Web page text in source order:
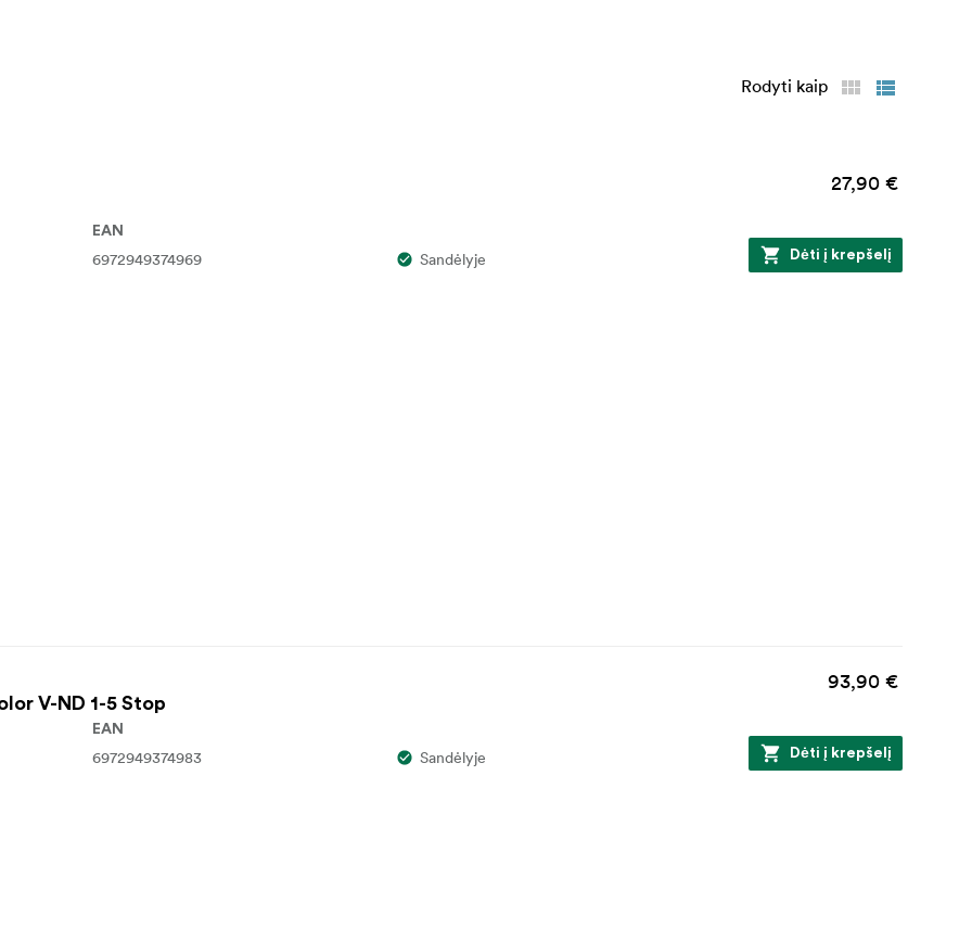
skiriamąją gebą
Rodyti kaip
27,90 €
EAN
6972949374969 Sandėlyje Dėti į krepšelį
V-ND 1-5 Stop
93,90 €
EAN
6972949374983 Sandėlyje Dėti į krepšelį